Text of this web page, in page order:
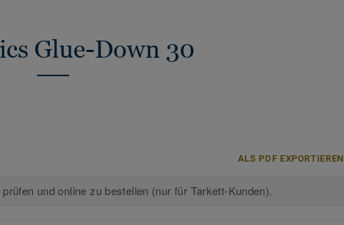
Glue-Down 30
ALS PDF EXPORTIEREN
und online zu bestellen (nur für Tarkett-Kunden).